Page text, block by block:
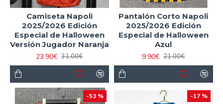
Camiseta Napoli
2025/2026 Edición
Especial de Halloween
Versión Jugador Naranja
23.90€ 31.00€
Pantalón Corto Napoli
2025/2026 Edición
Especial de Halloween
Azul
9.90€ 21.00€
-53 % -17 %